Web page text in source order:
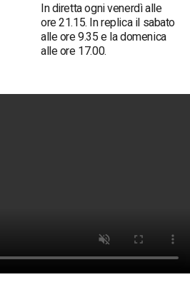
In diretta ogni venerdì alle
ore 21.15. In replica il sabato
alle ore 9.35 e la domenica
alle ore 17.00.